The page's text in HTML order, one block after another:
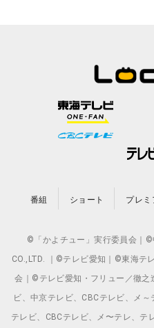
番組 ショート プレミ
©「かよチュー」実行委員会｜©
CO.,LTD. ｜©テレビ愛知｜©東海テ
会｜©テレビ愛知・フリュー／徹
ビ、中京テレビ、CBCテレビ、メ
テレビ、CBCテレビ、メ〜テレ、